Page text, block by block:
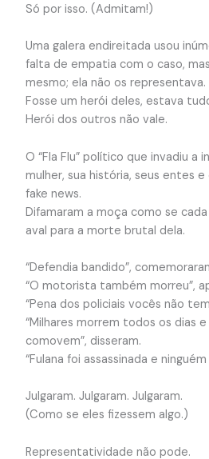
Só por isso. (Admitam!)
Uma galera endireitada usou
falta de empatia com o caso,
mesmo; ela não os representava.
Fosse um herói deles, estava
Herói dos outros não vale.
O “Fla Flu” político que invadiu a
mulher, sua história, seus entes
fake news.
Difamaram a moça como se
aval para a morte brutal dela.
“Defendia bandido”,
“O motorista também morreu”,
“Pena dos policiais vocês não
“Milhares morrem todos os dias
comovem”, disseram.
“Fulana foi assassinada e
Julgaram. Julgaram. Julgaram.
(Como se eles fizessem algo.)
Representatividade não pode.